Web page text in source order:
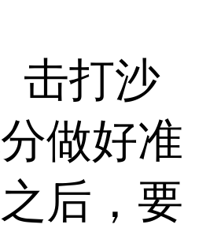
打沙
做好准
后，要